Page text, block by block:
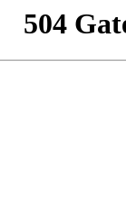
504